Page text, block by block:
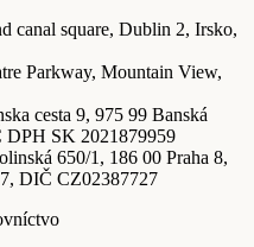
canal square, Dublin 2, Irsko,
Parkway, Mountain View,
cesta 9, 975 99 Banská
DPH SK 2021879959
650/1, 186 00 Praha 8,
DIČ CZ02387727